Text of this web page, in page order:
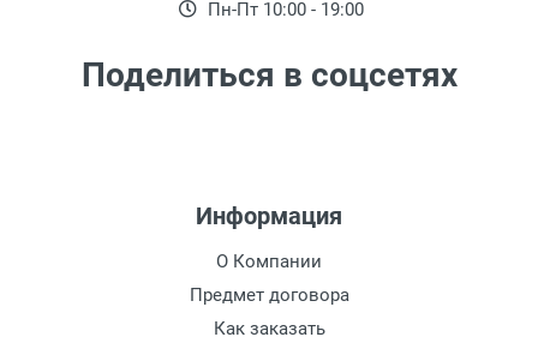
Пн-Пт 10:00 - 19:00
Поделиться в соцсетях
Информация
О Компании
Предмет договора
Как заказать